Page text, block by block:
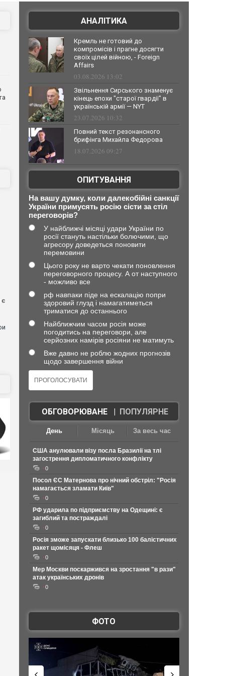
є
АНАЛІТИКА
Кремль не готовий до
компромісів і прагне досягти
своїх цілей війною, - Foreign
Affairs
03.08.2026 13:02
Звільнення Сирського знаменує
кінець епохи "старої гвардії" в
українській армії — NYT
23.07.2026 10:32
Повний текст резонансного
брифінга Михайла Федорова
18.07.2026 09:27
ОПИТУВАННЯ
На вашу думку, коли далекобійні санкції
України примусять росію сісти за стіл
переговорів?
У найближчі місяці удари України по
росії стануть настільки болючими, що
агресору доведеться поновити
перемовини
Цього року не варто чекати поновлення
переговорного процесу. А от наступного
- можливо все
рф навпаки піде на ескалацію попри
здоровий глузд і намагатиметься
триматися до останнього
Найближчим часом росія може
погодитись на переговори, але
серйозних намірів росіяни не матимуть
Вже давно не роблю жодних прогнозів
щодо завершення війни
ОБГОВОРЮВАНЕ| ПОПУЛЯРНЕ
День Місяць За весь час
США анулювали візу посла Бразилії на тлі
загострення дипломатичного конфлікту
0
Посол ЄС Матернова про нічний обстріл: "Росія
намагається зламати Київ"
0
РФ ударила по підприємству на Одещині: є
загиблий та постраждалі
0
Росія зможе запускати близько 100 балістичних
ракет щомісяця - Флеш
0
Мер Москви поскаржився на зростання "в рази"
атак українських дронів
0
ФОТО